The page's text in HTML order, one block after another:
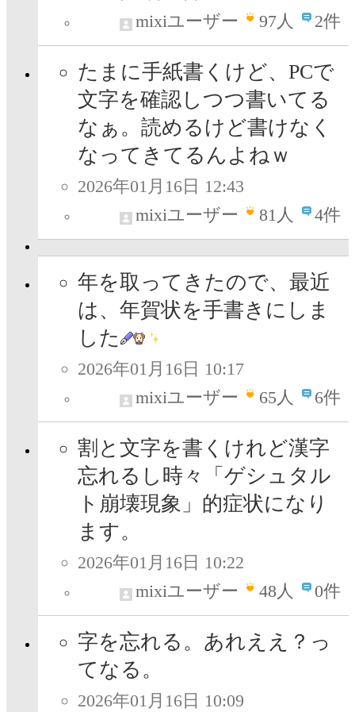
mixiユーザー
97人 2件
たまに手紙書くけど、PCで
文字を確認しつつ書いてる
なぁ。読めるけど書けなく
なってきてるんよねｗ
2026年01月16日 12:43
mixiユーザー
81人 4件
年を取ってきたので、最近
は、年賀状を手書きにしま
した
2026年01月16日 10:17
mixiユーザー
65人 6件
割と文字を書くけれど漢字
忘れるし時々「ゲシュタル
ト崩壊現象」的症状になり
ます。
2026年01月16日 10:22
mixiユーザー
48人 0件
字を忘れる。あれええ？っ
てなる。
2026年01月16日 10:09